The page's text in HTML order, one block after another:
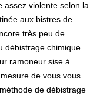
assez violente selon la
aux bistres de
très peu de
débistrage chimique.
ramoneur sise à
de vous vous
de débistrage